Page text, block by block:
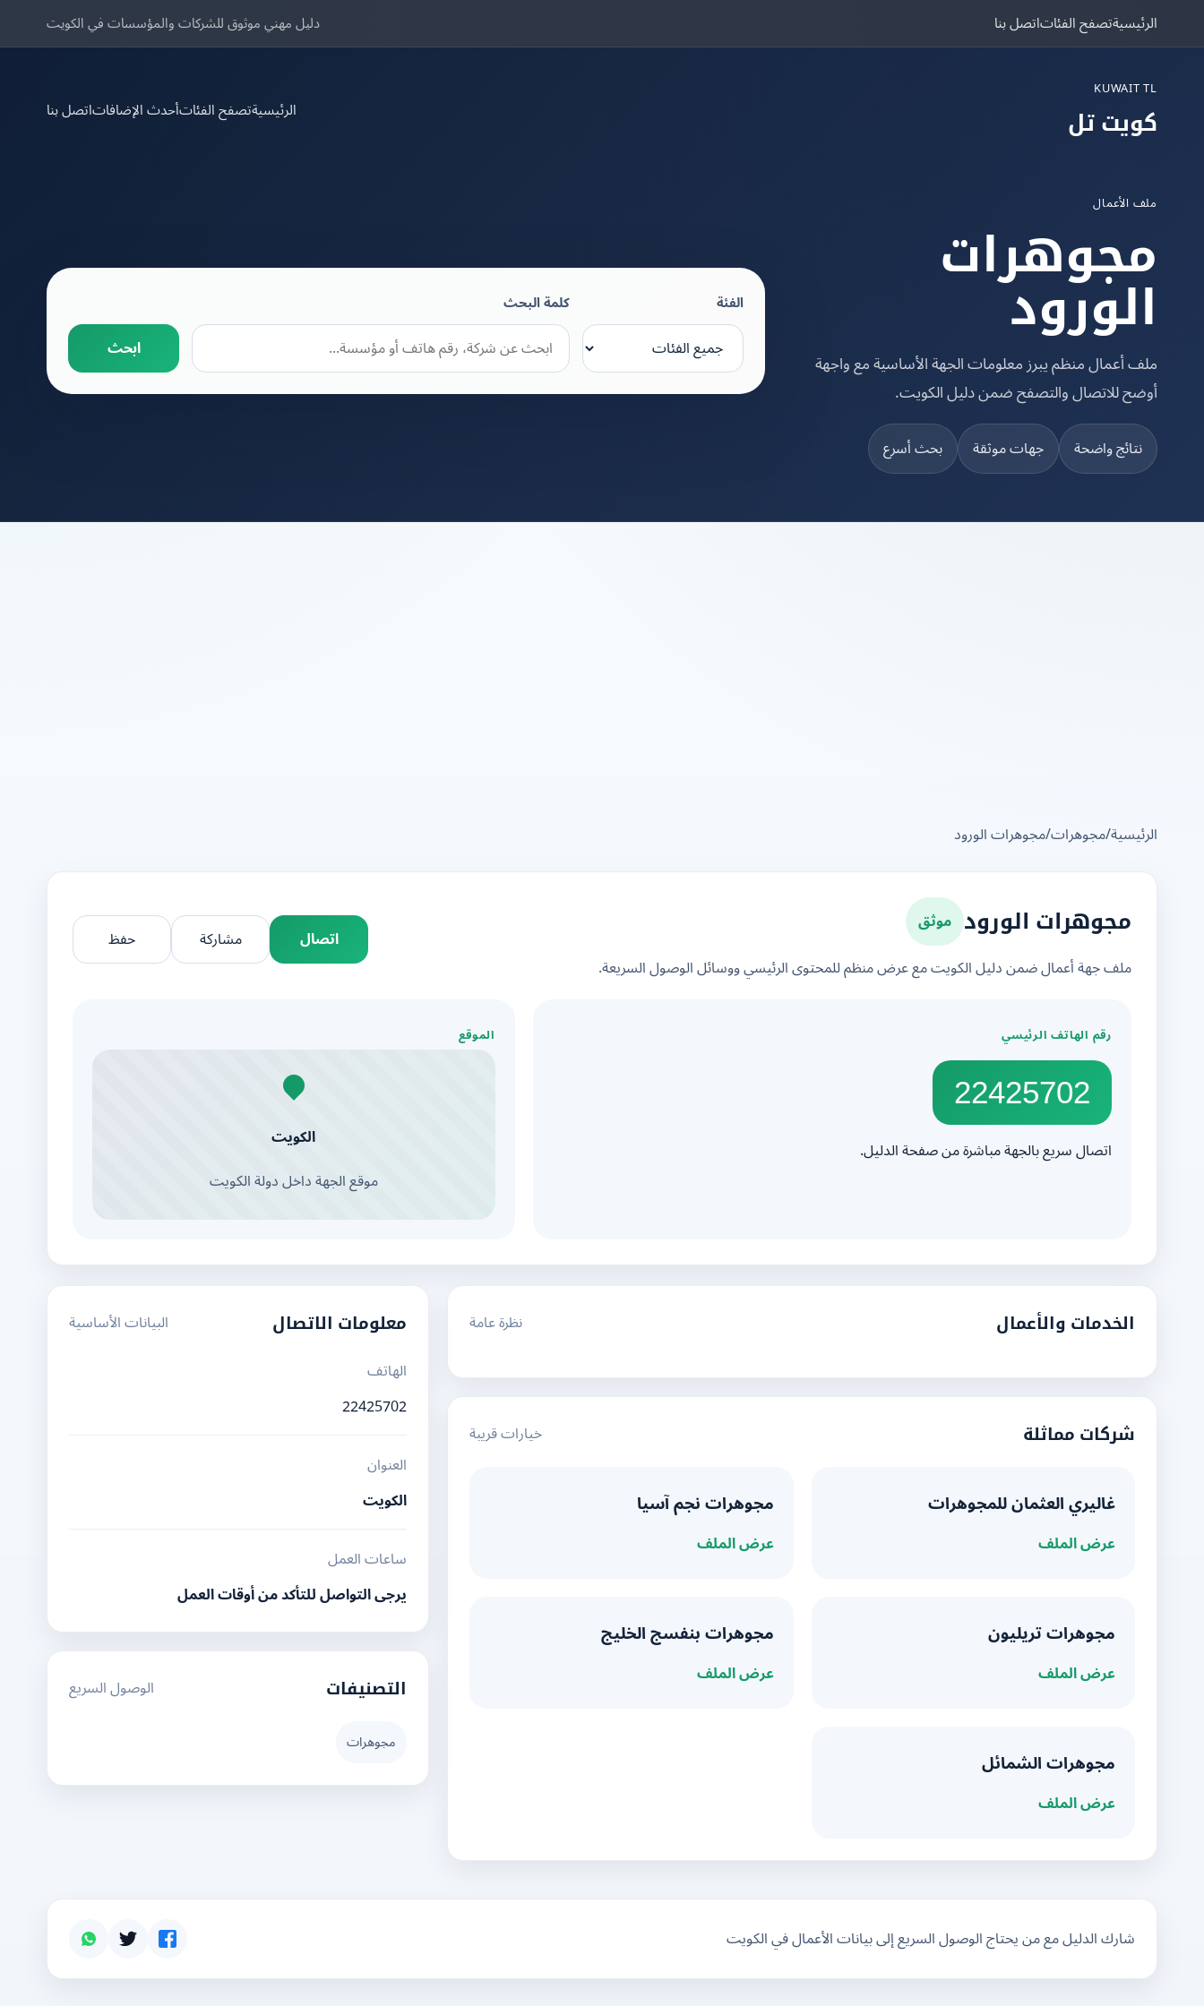
الرئيسيةتصفح الفئاتاتصل بنا دليل مهني موثوق للشركات والمؤسسات في الكويت
KUWAIT TL
كويت تل
الرئيسيةتصفح الفئاتأحدث الإضافاتاتصل بنا
ملف الأعمال
مجوهرات
الورود
ملف أعمال منظم يبرز معلومات الجهة الأساسية مع واجهة
أوضح للاتصال والتصفح ضمن دليل الكويت.
نتائج واضحة جهات موثقة بحث أسرع
الفئة كلمة البحث
ابحث
الرئيسية/مجوهرات/مجوهرات الورود
مجوهرات الورود موثق
ملف جهة أعمال ضمن دليل الكويت مع عرض منظم للمحتوى الرئيسي ووسائل الوصول السريعة.
اتصال مشاركة حفظ
رقم الهاتف الرئيسي
22425702
اتصال سريع بالجهة مباشرة من صفحة الدليل.
الموقع
الكويت
موقع الجهة داخل دولة الكويت
الخدمات والأعمال نظرة عامة
شركات مماثلة خيارات قريبة
غاليري العثمان للمجوهرات
عرض الملف
مجوهرات نجم آسيا
عرض الملف
مجوهرات تريليون
عرض الملف
مجوهرات بنفسج الخليج
عرض الملف
مجوهرات الشمائل
عرض الملف
معلومات الاتصال
البيانات الأساسية
الهاتف
22425702
العنوان
الكويت
ساعات العمل
يرجى التواصل للتأكد من أوقات العمل
التصنيفات الوصول السريع
مجوهرات
شارك الدليل مع من يحتاج الوصول السريع إلى بيانات الأعمال في الكويت